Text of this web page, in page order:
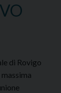
di Rovigo